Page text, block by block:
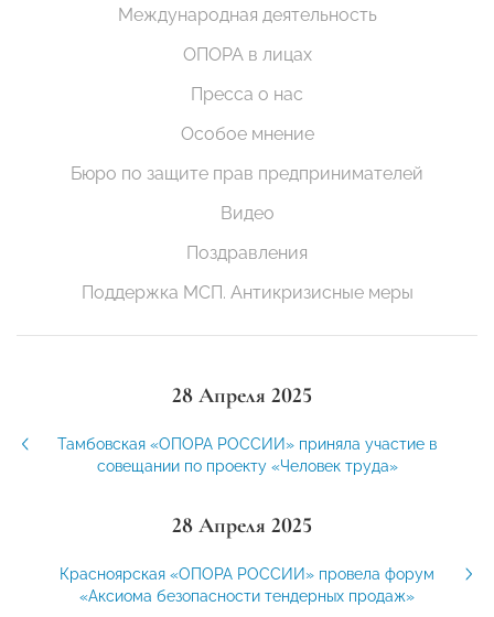
Международная деятельность
ОПОРА в лицах
Пресса о нас
Особое мнение
Бюро по защите прав предпринимателей
Видео
Поздравления
Поддержка МСП. Антикризисные меры
28 Апреля 2025
Тамбовская «ОПОРА РОССИИ» приняла участие в
совещании по проекту «Человек труда»
28 Апреля 2025
Красноярская «ОПОРА РОССИИ» провела форум
«Аксиома безопасности тендерных продаж»